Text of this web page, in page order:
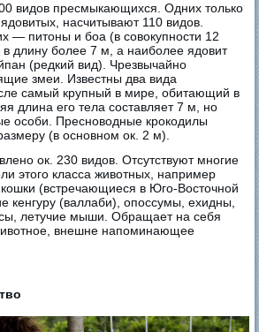
видов пресмыкающихся. Одних только
насчитывают 110 видов.
— питоны и боа (в совокупности 12
длину более 7 м, а наиболее ядовит
(редкий вид). Чрезвычайно
змеи. Известны два вида
самый крупный в мире, обитающий в
длина его тела составляет 7 м, но
особи. Пресноводные крокодилы
(в основном ок. 2 м).
ок. 230 видов. Отсутствуют многие
этого класса животных, например
(встречающиеся в Юго-Восточной
кенгуру (валлаби), опоссумы, ехидны,
летучие мыши. Обращает на себя
внешне напоминающее